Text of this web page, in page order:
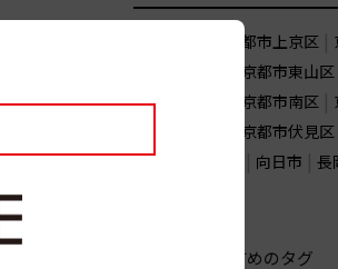
京都市上京区
京都市東山区
京都市下京区
京都市南区
京都市伏見区
亀岡市
向日市 長
おすすめのタグ